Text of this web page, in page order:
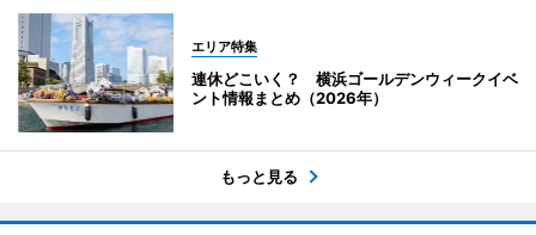
エリア特集
連休どこいく？ 横浜ゴールデンウィークイベ
ント情報まとめ（2026年）
もっと見る